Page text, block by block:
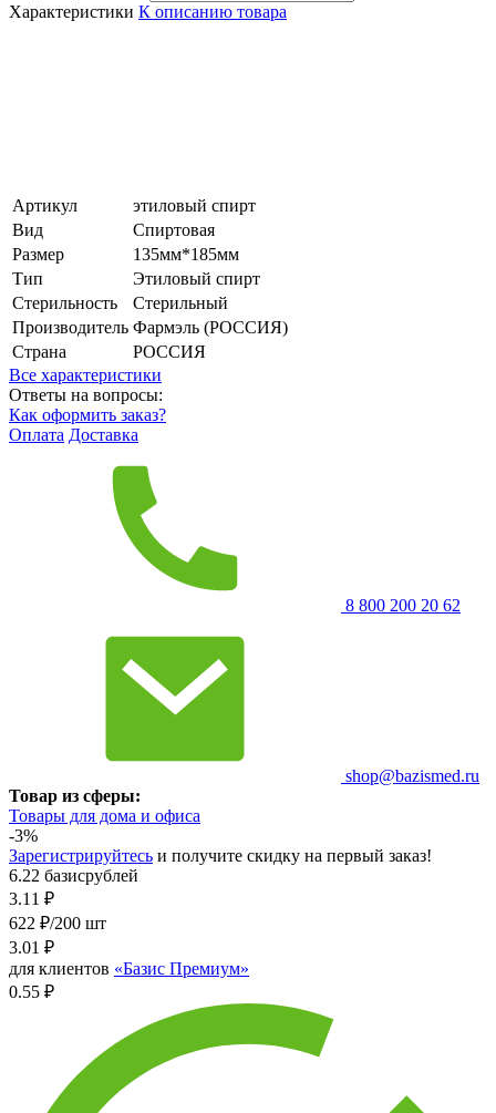
Характеристики К описанию товара
Артикул
этиловый спирт
Вид
Спиртовая
Размер
135мм*185мм
Тип
Этиловый спирт
Стерильность
Стерильный
Производитель Фармэль (РОССИЯ)
Страна
РОССИЯ
Все характеристики
Ответы на вопросы:
Как оформить заказ?
Оплата Доставка
8 800 200 20 62
shop@bazismed.ru
Товар из сферы:
Товары для дома и офиса
-3%
Зарегистрируйтесь и получите скидку на первый заказ!
6.22 базисрублей
3.11 ₽
622 ₽/200 шт
3.01 ₽
для клиентов «Базис Премиум»
0.55 ₽